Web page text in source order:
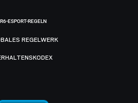
R6-ESPORT-REGELN
REGELWERK